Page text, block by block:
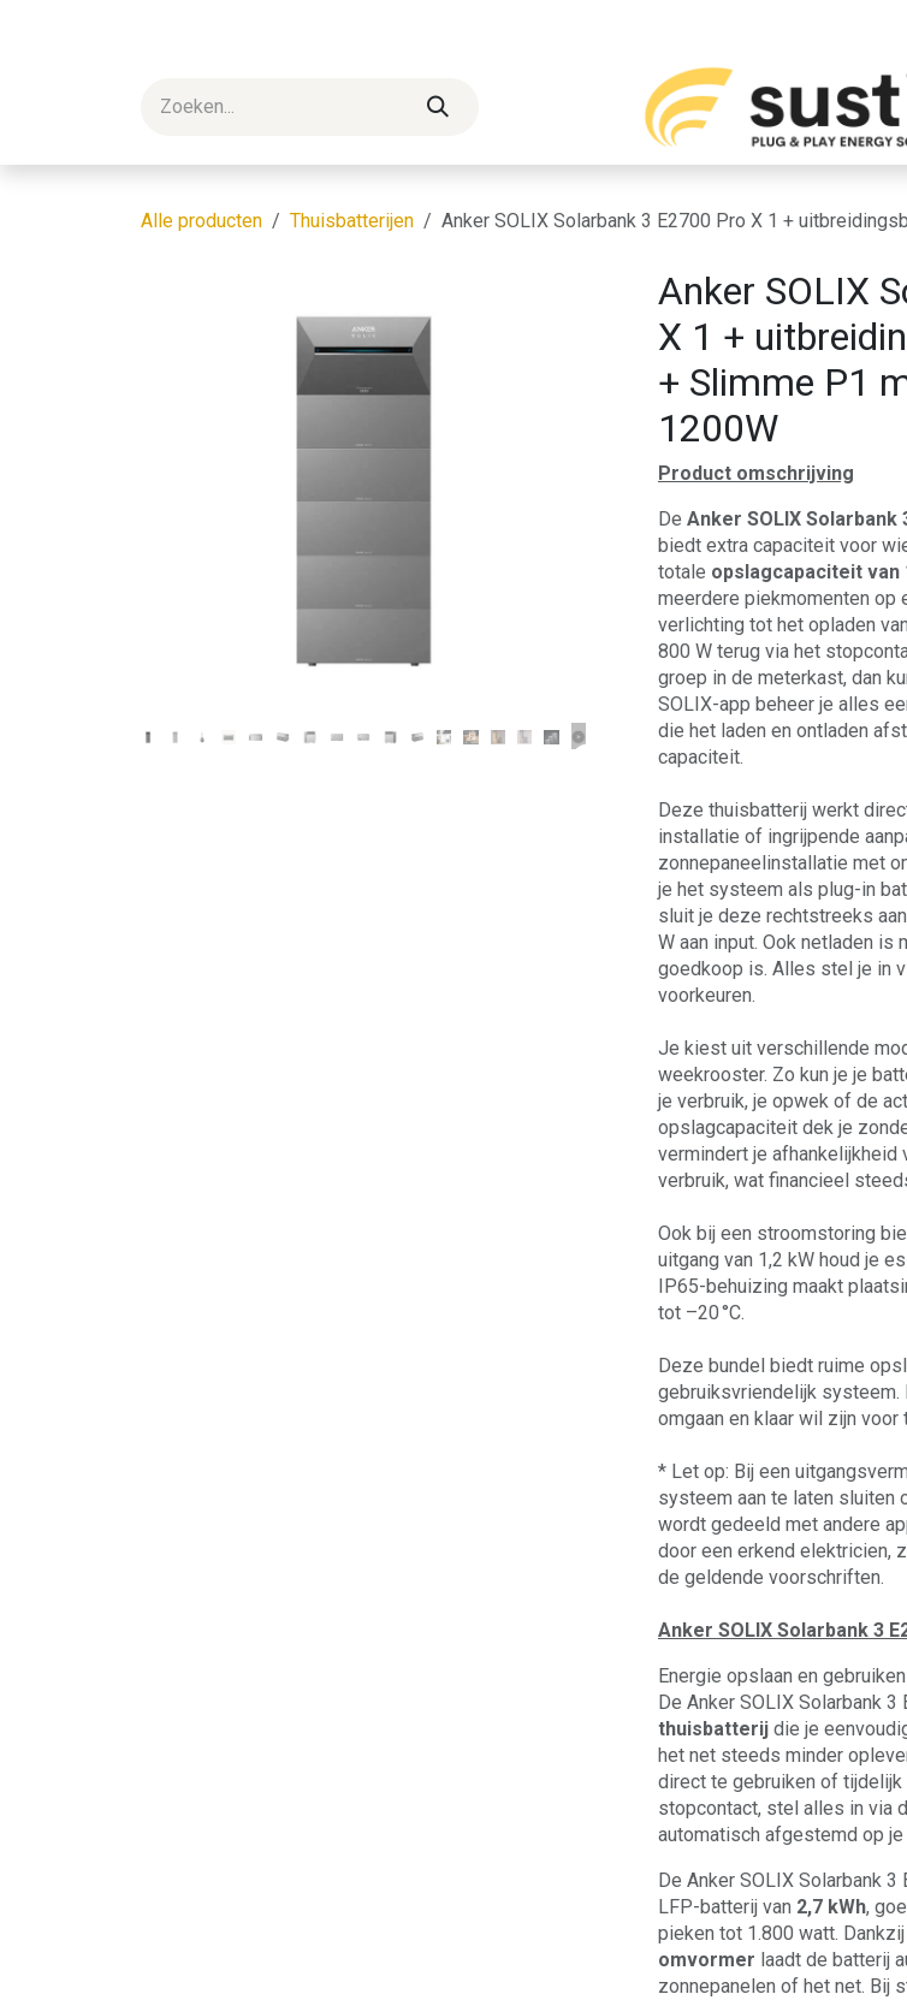
Alle producten Thuisbatterijen Anker SOLIX Solarbank 3 E2700 Pro X 1 +
Anker SOLIX
X 1 +
+ Slimme P1
1200W
Product omschrijving
De Anker SOLIX Solarbank
biedt extra capaciteit voor
totale opslagcapaciteit van
meerdere piekmomenten op
verlichting tot het opladen
800 W terug via het
groep in de meterkast, dan
SOLIX-app beheer je alles
die het laden en ontladen
capaciteit.
Deze thuisbatterij werkt
installatie of ingrijpende
zonnepaneelinstallatie met
je het systeem als plug-in
sluit je deze rechtstreeks
W aan input. Ook netladen
goedkoop is. Alles stel je in
voorkeuren.
Je kiest uit verschillende
weekrooster. Zo kun je je
je verbruik, je opwek of de
opslagcapaciteit dek je
vermindert je afhankelijkheid
verbruik, wat financieel
Ook bij een stroomstoring
uitgang van 1,2 kW houd je
IP65-behuizing maakt
tot –20 °C.
Deze bundel biedt ruime
gebruiksvriendelijk
omgaan en klaar wil zijn
* Let op: Bij een
systeem aan te laten sluiten
wordt gedeeld met andere
door een erkend elektricien,
de geldende voorschriften.
Anker SOLIX Solarbank 3
Energie opslaan en
De Anker SOLIX Solarbank 3
thuisbatterijdie je
het net steeds minder
direct te gebruiken of
stopcontact, stel alles in via
automatisch afgestemd op
De Anker SOLIX Solarbank
LFP-batterij van 2,7 kWh,
pieken tot 1.800 watt.
omvormer laadt de batterij
zonnepanelen of het net. Bij